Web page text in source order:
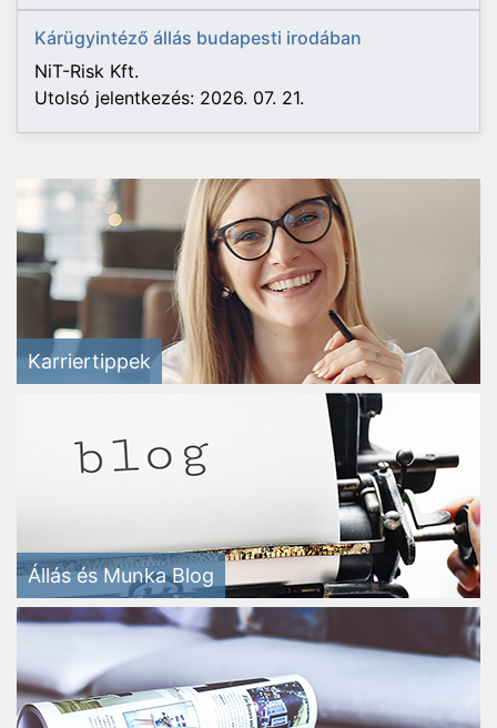
Kárügyintéző állás budapesti irodában
NiT-Risk Kft.
Utolsó jelentkezés: 2026. 07. 21.
Karriertippek
Állás és Munka Blog